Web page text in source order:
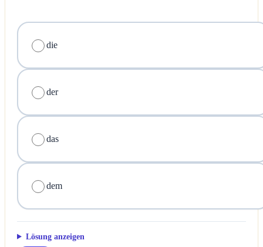
die
der
das
dem
Lösung anzeigen